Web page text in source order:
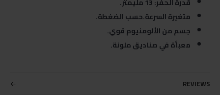
متغيرة السرعة.حسب الضغطة.
جسم من الألومنيوم قوي.
معبأة في صناديق ملونة.
REVIEWS